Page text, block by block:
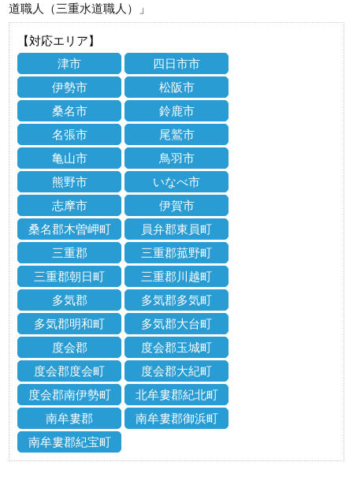
道職人（三重水道職人）」
【対応エリア】
津市
四日市市
伊勢市
松阪市
桑名市
鈴鹿市
名張市
尾鷲市
亀山市
鳥羽市
熊野市
いなべ市
志摩市
伊賀市
桑名郡木曽岬町
員弁郡東員町
三重郡
三重郡菰野町
三重郡朝日町
三重郡川越町
多気郡
多気郡多気町
多気郡明和町
多気郡大台町
度会郡
度会郡玉城町
度会郡度会町
度会郡大紀町
度会郡南伊勢町
北牟婁郡紀北町
南牟婁郡
南牟婁郡御浜町
南牟婁郡紀宝町